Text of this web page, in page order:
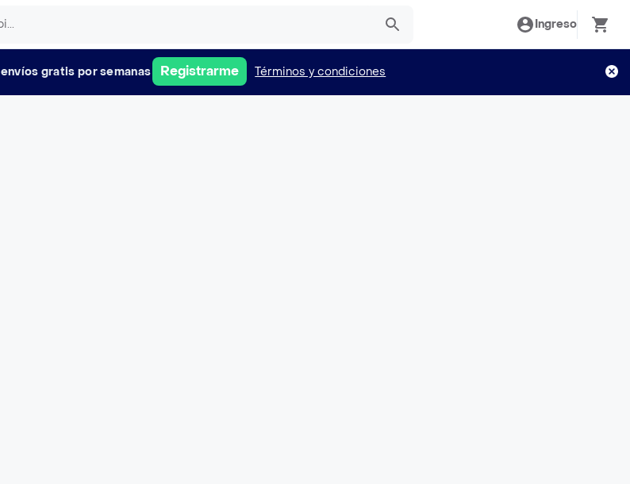
Ingreso
envíos gratis por semanas Registrarme Términos y condiciones